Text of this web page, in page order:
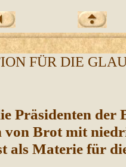
FÜR DIE
Präsidenten der
von Brot mit
als Materie für